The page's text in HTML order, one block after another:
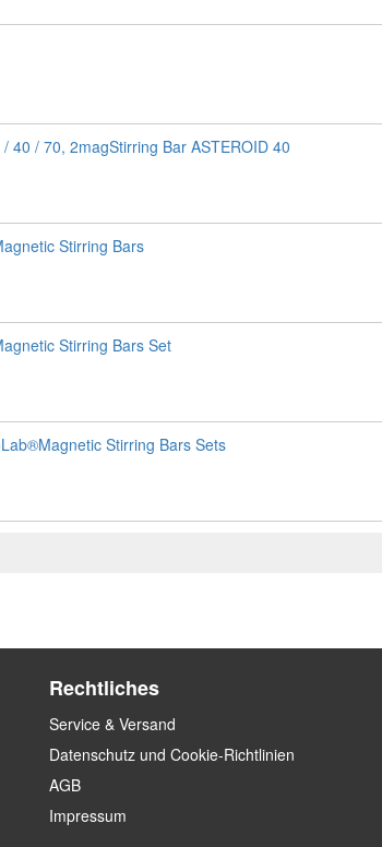
40 / 70, 2magStirring Bar ASTEROID 40
Stirring Bars
Stirring Bars Set
Stirring Bars Sets
Rechtliches
Service & Versand
Datenschutz und Cookie-Richtlinien
AGB
Impressum